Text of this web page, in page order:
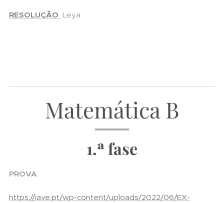
RESOLUÇÃO Leya
Matemática B
1.ª fase
PROVA
https://iave.pt/wp-content/uploads/2022/06/EX-